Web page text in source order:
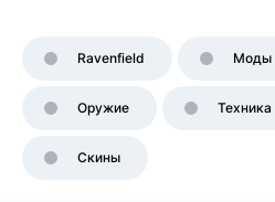
Ravenfield Моды
Оружие Техника
Скины